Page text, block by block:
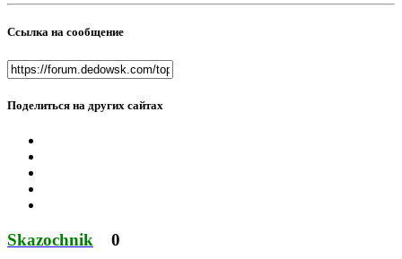
Ссылка на сообщение
Поделиться на других сайтах
Skazochnik 0